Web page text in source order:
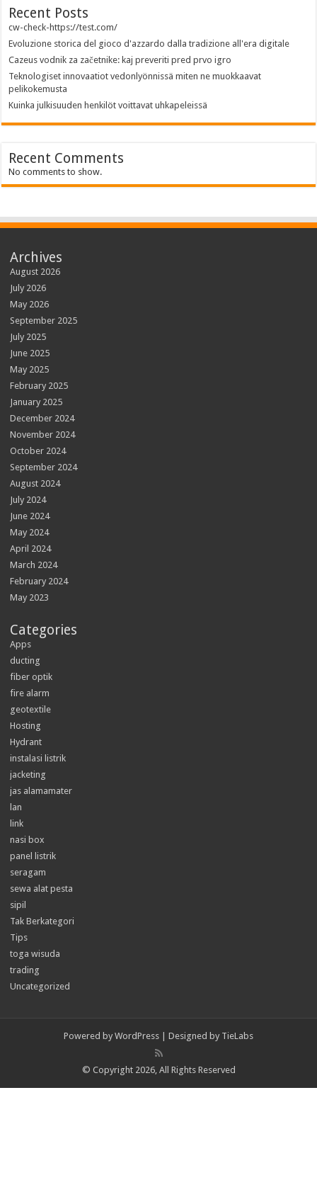
Recent Posts
cw-check-https://test.com/
Evoluzione storica del gioco d'azzardo dalla tradizione all'era digitale
Cazeus vodnik za začetnike: kaj preveriti pred prvo igro
Teknologiset innovaatiot vedonlyönnissä miten ne muokkaavat
pelikokemusta
Kuinka julkisuuden henkilöt voittavat uhkapeleissä
Recent Comments
No comments to show.
Archives
August 2026
July 2026
May 2026
September 2025
July 2025
June 2025
May 2025
February 2025
January 2025
December 2024
November 2024
October 2024
September 2024
August 2024
July 2024
June 2024
May 2024
April 2024
March 2024
February 2024
May 2023
Categories
Apps
ducting
fiber optik
fire alarm
geotextile
Hosting
Hydrant
instalasi listrik
jacketing
jas alamamater
lan
link
nasi box
panel listrik
seragam
sewa alat pesta
sipil
Tak Berkategori
Tips
toga wisuda
trading
Uncategorized
Powered by WordPress | Designed by TieLabs
© Copyright 2026, All Rights Reserved